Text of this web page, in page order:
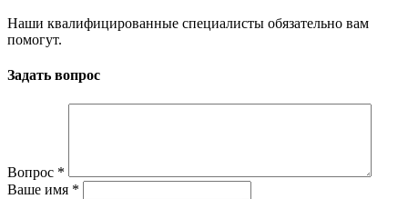
Наши квалифицированные специалисты обязательно вам
помогут.
Задать вопрос
Вопрос *
Ваше имя *